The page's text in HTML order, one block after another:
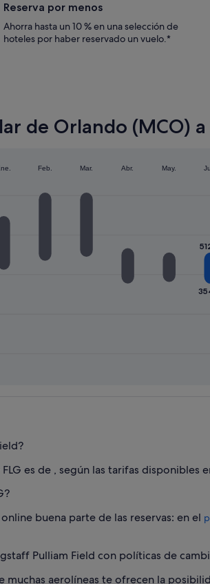
Reserva por menos
Ahorra hasta un 10 % en una selección de
hoteles por haber reservado un vuelo.*
de Orlando (MCO) a
Feb. Mar. Abr. May.
es de , según las tarifas disponibles
buena parte de las reservas: en el
Pulliam Field con políticas de
aerolíneas te ofrecen la